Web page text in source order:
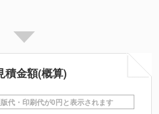
積金額(概算)
代・印刷代が0円と表示されます